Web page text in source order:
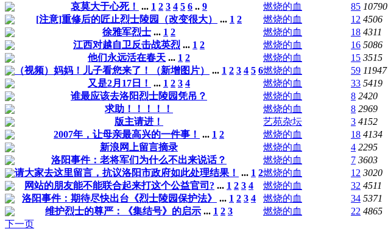
哀莫大于心死！ ... 1 2 3 4 5 6 .. 9 燃烧的血 85 10790
[注意]重修后的匠止烈士陵园（改变很大）
... 1 2 燃烧的血 12 4506
徐雅军烈士 ... 1 2 燃烧的血 18 4311
江西对越自卫反击战英烈 ... 1 2 燃烧的血 16 5086
他们永远活在春天 ... 1 2 燃烧的血 15 3515
（视频）妈妈！儿子看您来了！（新增图片）
... 1 2 3 4 5 6燃烧的血 59 11947
又是2月17日！ ... 1 2 3 4 燃烧的血 33 5419
谁最应该去洛阳烈士陵园凭吊？
燃烧的血 8 2420
求助！！！！！
燃烧的血 8 2969
版主请进！
艺苑杂坛 3 4152
2007年，让母亲最高兴的一件事！ ... 1 2 燃烧的血 18 4134
新浪网上留言摘录
燃烧的血 4 2295
洛阳事件：老将军们为什么不出来说话？
燃烧的血 7 3603
请大家去这里留言，抗议洛阳市政府如此处理结果！ ... 1 2燃烧的血 12 3020
网站的朋友能不能联合起来打这个公益官司? ... 1 2 3 4 燃烧的血 32 4511
洛阳事件：期待尽快出台《烈士陵园保护法》
... 1 2 3 4 燃烧的血 34 5371
维护烈士的尊严：《集结号》的启示 ... 1 2 3 燃烧的血 22 4865
下一页